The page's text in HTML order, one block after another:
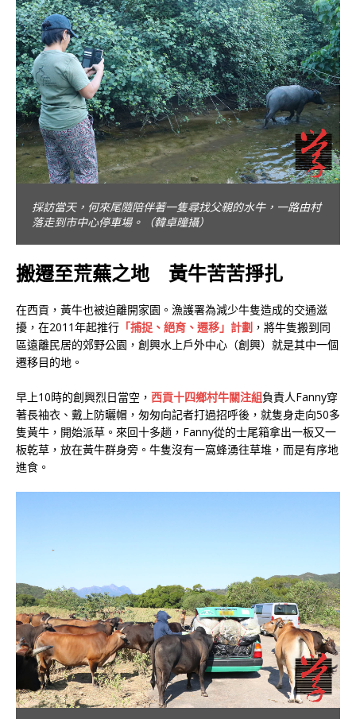
採訪當天，何來尾隨陪伴著這隻尋找父親的水牛，一路由村
落走到市中心停車場。（韓卓曈攝）
搬遷至荒蕪之地 黃牛苦苦掙扎
在西貢，黃牛也被迫離開家園。漁護署為減少牛隻造成的交通滋
擾，在2011年起推行 「捕捉、絕育、遷移」計劃 ，將牛隻搬到同
區遠離民居的郊野公園，創興水上戶外中心（創興）就是其中一個
遷移目的地。
早上10時的創興烈日當空， 西貢十四鄉村牛關注組負責人Fanny穿
著長袖衣、戴上防曬帽，匆匆向記者打過招呼後，就隻身走向50多
隻黃牛，開始派草。來回十多趟，Fanny從的士尾箱拿出一板又一
板乾草，放在黃牛群身旁。牛隻沒有一窩蜂湧往草堆，而是有序地
進食。